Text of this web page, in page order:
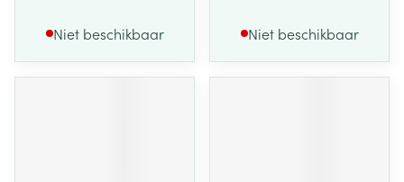
Niet beschikbaar Niet beschikbaar